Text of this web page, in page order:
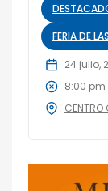
FERIA DE
24 julio,
8:00 pm
CENTRO